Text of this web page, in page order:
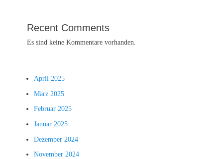
Recent Comments
Es sind keine Kommentare vorhanden.
April 2025
März 2025
Februar 2025
Januar 2025
Dezember 2024
November 2024